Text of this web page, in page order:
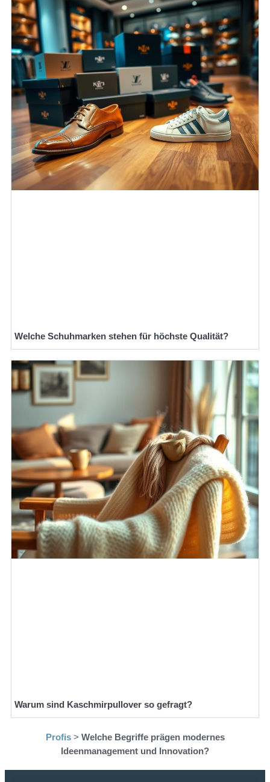
Welche Schuhmarken stehen für höchste Qualität?
Warum sind Kaschmirpullover so gefragt?
Profis> Welche Begriffe prägen modernes
Ideenmanagement und Innovation?